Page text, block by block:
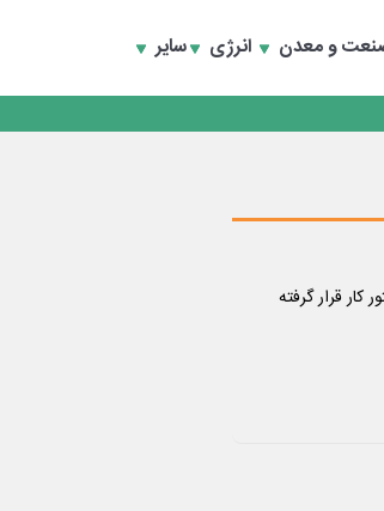
و معدن انرژی سایر
اصفهان
دکل در دستور کار قرار گرفته